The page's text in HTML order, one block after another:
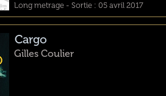
Long metrage - Sortie : 05 avril 2017
Cargo
Gilles Coulier